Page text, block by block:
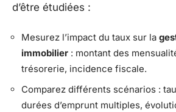
d’être étudiées :
Mesurez l’impact du taux sur la
immobilier : montant des
trésorerie, incidence fiscale.
Comparez différents scénarios :
durées d’emprunt multiples,